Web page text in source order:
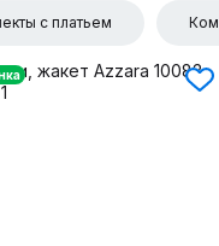
с платьем